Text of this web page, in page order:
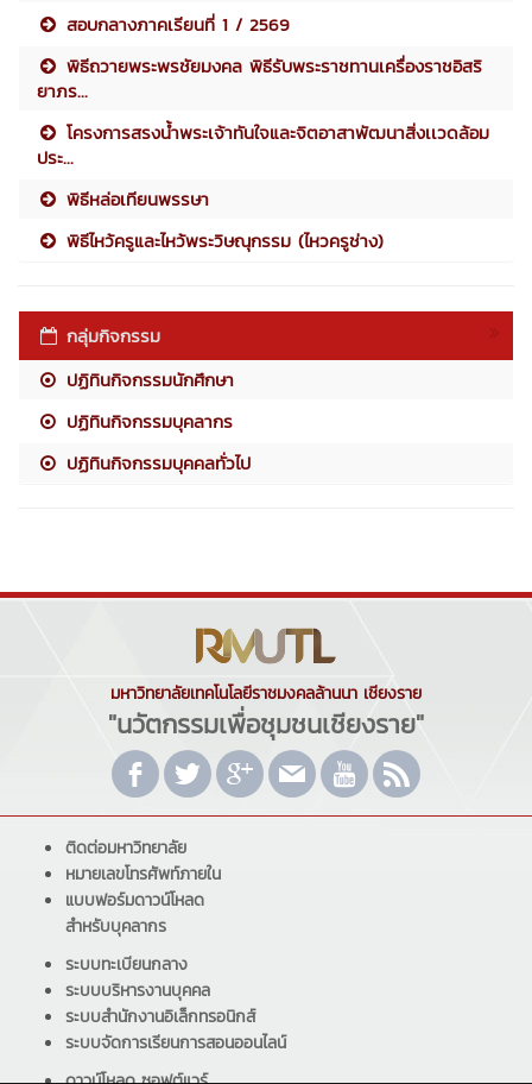
สอบกลางภาคเรียนที่ 1 / 2569
พิธีถวายพระพรชัยมงคล พิธีรับพระราชทานเครื่องราชอิสริ
ยาภร...
โครงการสรงน้ำพระเจ้าทันใจและจิตอาสาพัฒนาสิ่งเเวดล้อม
ประ...
พิธีหล่อเทียนพรรษา
พิธีไหว้ครูและไหว้พระวิษณุกรรม (ไหวครูช่าง)
กลุ่มกิจกรรม
ปฏิทินกิจกรรมนักศึกษา
ปฏิทินกิจกรรมบุคลากร
ปฏิทินกิจกรรมบุคคลทั่วไป
มหาวิทยาลัยเทคโนโลยีราชมงคลล้านนา เชียงราย
"นวัตกรรมเพื่อชุมชนเชียงราย"
ติดต่อมหาวิทยาลัย
หมายเลขโทรศัพท์ภายใน
แบบฟอร์มดาวน์โหลด
สำหรับบุคลากร
ระบบทะเบียนกลาง
ระบบบริหารงานบุคคล
ระบบสำนักงานอิเล็กทรอนิกส์
ระบบจัดการเรียนการสอนออนไลน์